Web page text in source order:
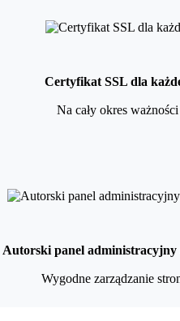
Certyfikat SSL dla
Na cały okres ważności
Autorski panel administracyjny
Wygodne zarządzanie